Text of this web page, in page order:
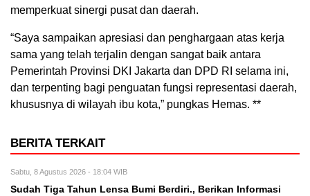
memperkuat sinergi pusat dan daerah.
“Saya sampaikan apresiasi dan penghargaan atas kerja
sama yang telah terjalin dengan sangat baik antara
Pemerintah Provinsi DKI Jakarta dan DPD RI selama ini,
dan terpenting bagi penguatan fungsi representasi daerah,
khususnya di wilayah ibu kota,” pungkas Hemas. **
BERITA TERKAIT
Sabtu, 8 Agustus 2026 - 18:04 WIB
Sudah Tiga Tahun Lensa Bumi Berdiri., Berikan Informasi